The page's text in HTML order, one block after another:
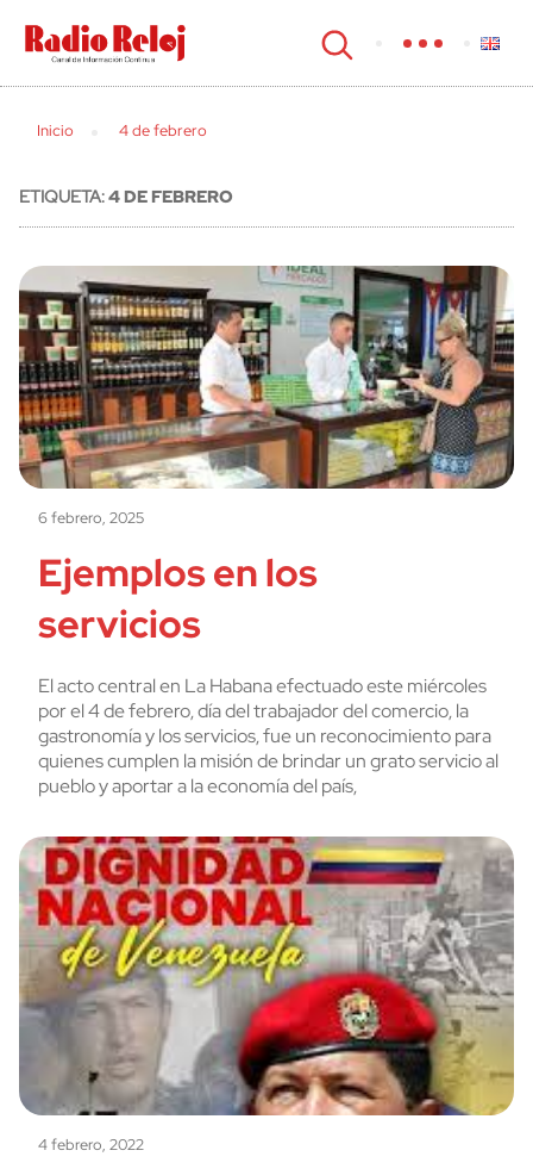
cerrar
Inicio 4 de febrero
ETIQUETA:4 DE FEBRERO
6 febrero, 2025
Ejemplos en los
servicios
El acto central en La Habana efectuado este miércoles
por el 4 de febrero, día del trabajador del comercio, la
gastronomía y los servicios, fue un reconocimiento para
quienes cumplen la misión de brindar un grato servicio al
pueblo y aportar a la economía del país,
4 febrero, 2022